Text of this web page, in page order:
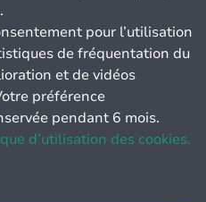
pour l’utilisation
de fréquentation du
et de vidéos
préférence
pendant 6 mois.
d’utilisation des cookies.